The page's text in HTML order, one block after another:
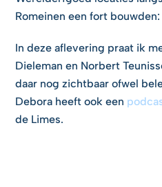
Romeinen een fort
In deze aflevering praat ik
Dieleman en Norbert
daar nog zichtbaar ofwel
Debora heeft ook een
de Limes.